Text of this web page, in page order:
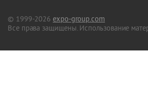
© 1999-2026 expo-group.com
Все права защищены. Использование